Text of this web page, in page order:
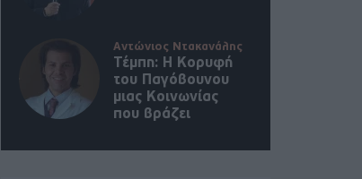
Αντώνιος Ντακανάλης
Τέμπη: Η Κορυφή
του Παγόβουνου
μιας Κοινωνίας
που βράζει